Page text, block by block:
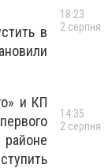
в
и КП
18:23
2 серпня
14:35
2 серпня